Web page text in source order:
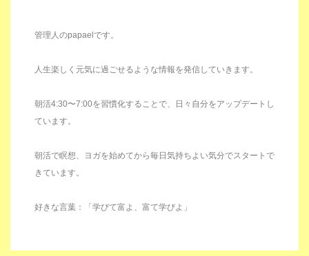
管理人のpapaelです。
人生楽しく元気に過ごせるような情報を発信していきます。
朝活4:30〜7:00を習慣化することで、日々自分をアップデートし
ています。
朝活で瞑想、ヨガを始めてから毎日気持ちよい気分でスタートで
きています。
好きな言葉：「学びて富よ、富て学びよ」